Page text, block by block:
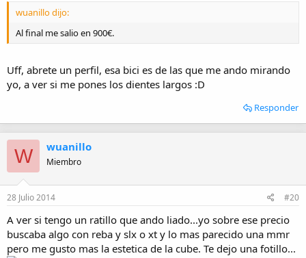
wuanillo dijo:
Al final me salio en 900€.
Uff, abrete un perfil, esa bici es de las que me ando mirando
yo, a ver si me pones los dientes largos :D
Responder
W wuanillo
Miembro
28 Julio 2014 #20
A ver si tengo un ratillo que ando liado...yo sobre ese precio
buscaba algo con reba y slx o xt y lo mas parecido una mmr
pero me gusto mas la estetica de la cube. Te dejo una fotillo...